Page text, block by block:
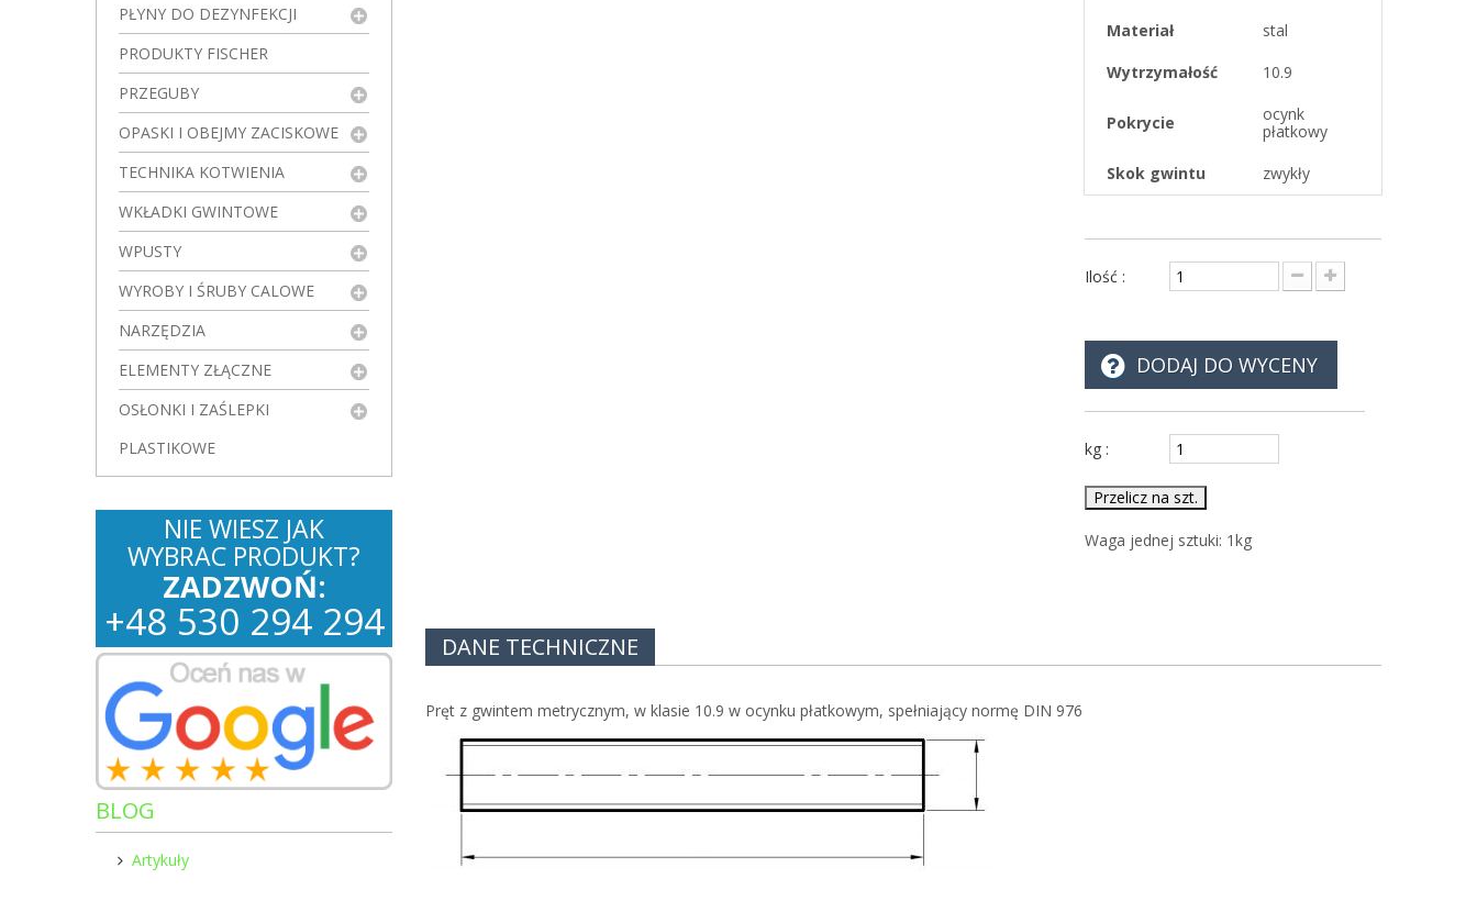
PŁYNY DO DEZYNFEKCJI
PRODUKTY FISCHER
PRZEGUBY
OPASKI I OBEJMY ZACISKOWE
TECHNIKA KOTWIENIA
WKŁADKI GWINTOWE
WPUSTY
WYROBY I ŚRUBY CALOWE
NARZĘDZIA
ELEMENTY ZŁĄCZNE
OSŁONKI I ZAŚLEPKI
PLASTIKOWE
NIE WIESZ JAK
WYBRAC PRODUKT?
ZADZWOŃ:
+48 530 294 294
BLOG
Artykuły
Materiał
stal
Wytrzymałość
10.9
Pokrycie
ocynk
płatkowy
Skok gwintu
zwykły
Ilość :
DODAJ DO WYCENY
kg :
Przelicz na szt.
Waga jednej sztuki: 1kg
DANE TECHNICZNE
Pręt z gwintem metrycznym, w klasie 10.9 w ocynku płatkowym, spełniający normę DIN 976